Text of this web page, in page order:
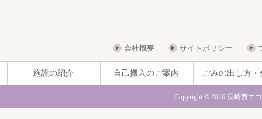
会社概要 サイトポリシー
施設の紹介 自己搬入のご案内 ごみの出し方・
Copyright © 2016 長崎西エ